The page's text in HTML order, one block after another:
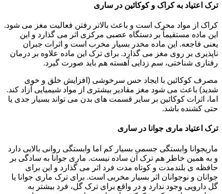
ترک اعتیاد به کراک و کوکائین در ساری
کراک از مواد محرک است و باعث بالاتر رفتن فعالیت مغز می شود.
این ماده مستقیماً بر دستگاه عصبی مرکزی اثر می گذارد و این
یعنی فاجعه. این ماده مخدر بسیار مخرب است و اثرات جبران
ناپذیری بر روی مغز می گذارد. برای ترک این ماده علاوه بر درمان
رفتاری شناختی، سم زدایی آهسته هم باید صورت گیرد.
مصرف کوکائین با ایجاد حس سرخوشی (افزایش خلق و خوی
شدید) باعث می شود مغز مقادیر بیشتری از مواد شیمیایی آزاد کند.
اما، اثرات کوکائین بر سایر قسمت های بدن می تواند بسیار جدی یا
حتی کشنده باشد.
ترک اعتیاد ماری جوانا در ساری
ماریجوانا وابستگی جسمی بسیار کم اما وابستگی روانی بالایی دارد
و به همین خاطر هم ترک آن ساده نیست. ماری جوانا به سادگی بر
حافظه ی بلندمدت و کوتاه مدت فرد اثر می گذارد و این برای
جوانان و نوجوانان اثر بسیار مخربی است. برای ترک ماری جوانا یا
گل دارویی وجود ندارد و در واقع برای ترک گل، فرد بیشتر به